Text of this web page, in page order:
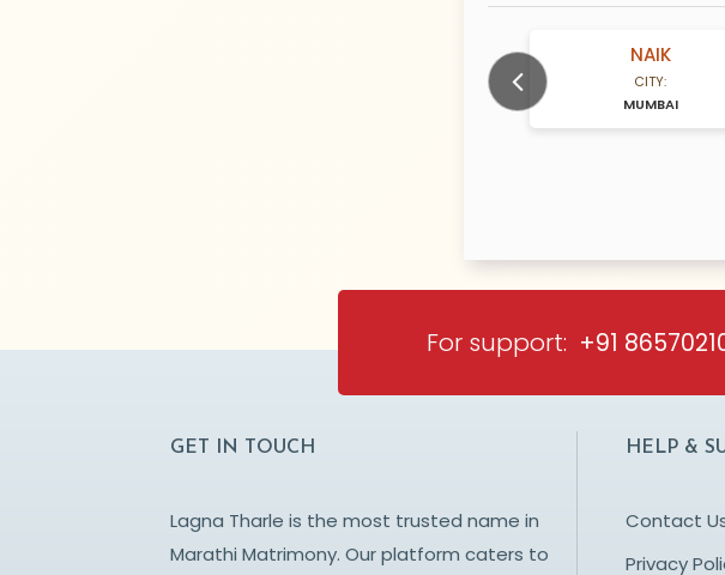
Previous
N/A Years old NAIK
CITY:
MUMBAI
For support: +91
GET IN TOUCH
Lagna Tharle is the most trusted name in
Marathi Matrimony. Our platform caters to
HELP &
Contact
Privacy